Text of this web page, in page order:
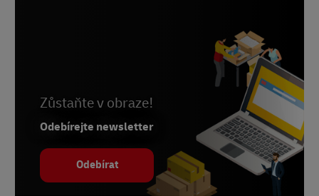
Zůstaňte v obraze!
Odebírejte newsletter
Odebírat